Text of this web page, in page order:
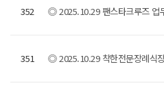
352 ◎ 2025.10.29 팬스타크루즈
351 ◎ 2025.10.29 착한전문장례식